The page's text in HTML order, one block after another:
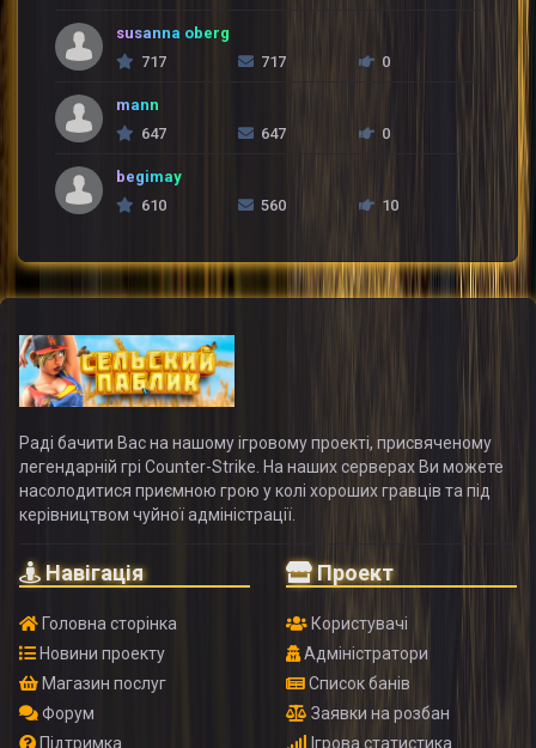
susanna oberg
717
717 0
mann
647
647 0
begimay
610
560 10
Раді бачити Вас на нашому ігровому проекті, присвяченому
легендарній грі Counter-Strike. На наших серверах Ви можете
насолодитися приємною грою у колі хороших гравців та під
керівництвом чуйної адміністрації.
Навігація
Головна сторінка
Новини проекту
Магазин послуг
Форум
Підтримка
Проект
Користувачі
Адміністратори
Список банів
Заявки на розбан
Ігрова статистика